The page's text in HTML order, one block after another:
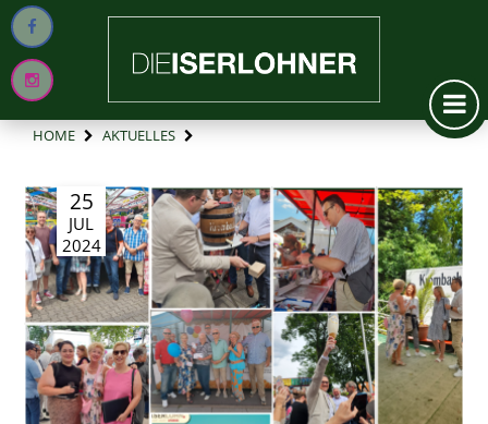
HOME AKTUELLES
25
JUL
2024